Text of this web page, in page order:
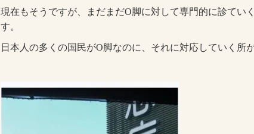
現在もそうですが、まだまだO脚に対して専門的に診てい
す。
日本人の多くの国民がO脚なのに、それに対応していく所